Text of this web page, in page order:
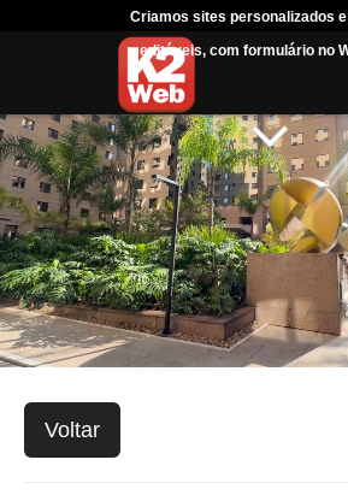
Criamos sites personalizados
editáveis, com formulário no
Voltar